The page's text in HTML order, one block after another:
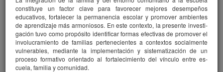
constituye un factor clave para favorecer mejores desempeños
educativos, fortalecer la permanencia escolar y promover ambientes
de aprendizaje más armoniosos. En este contexto, la presente investi­
gación tuvo como propósito identificar formas efectivas de promover el
involucramiento de familias pertenecientes a contextos socialmente
vulnerables, mediante la implementación y sistematización de un
proceso formativo orientado al fortalecimiento del vínculo entre es­
cuela, familia y comunidad.
IDEICE
Título
Diagnóstico de las pruebas PISA en la generación de propuestas
de mejora del Sistema Educativo Dominicano
Autor(es)
IDEICE, Instituto Dominicano de Evaluación e Investigación de la
Calidad Educativa